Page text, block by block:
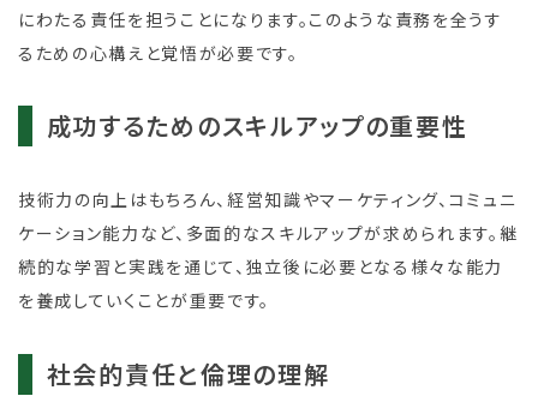
にわたる責任を担うことになります。このような責務を全うす
るための心構えと覚悟が必要です。
成功するためのスキルアップの重要性
技術力の向上はもちろん、経営知識やマーケティング、コミュニ
ケーション能力など、多面的なスキルアップが求められます。継
続的な学習と実践を通じて、独立後に必要となる様々な能力
を養成していくことが重要です。
社会的責任と倫理の理解